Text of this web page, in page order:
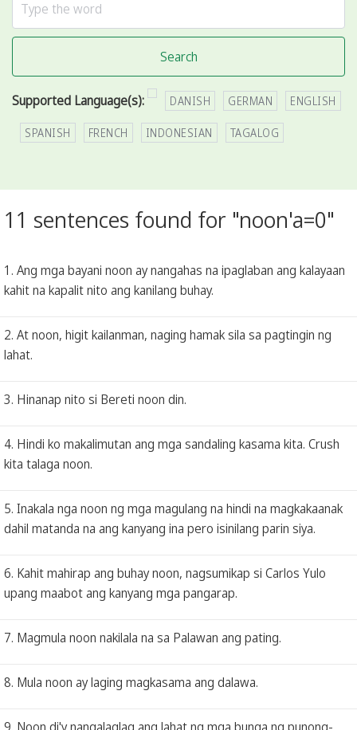
Search
Supported Language(s): DANISH GERMAN ENGLISH
SPANISH FRENCH INDONESIAN TAGALOG
11 sentences found for "noon'a=0"
1. Ang mga bayani noon ay nangahas na ipaglaban ang kalayaan
kahit na kapalit nito ang kanilang buhay.
2. At noon, higit kailanman, naging hamak sila sa pagtingin ng
lahat.
3. Hinanap nito si Bereti noon din.
4. Hindi ko makalimutan ang mga sandaling kasama kita. Crush
kita talaga noon.
5. Inakala nga noon ng mga magulang na hindi na magkakaanak
dahil matanda na ang kanyang ina pero isinilang parin siya.
6. Kahit mahirap ang buhay noon, nagsumikap si Carlos Yulo
upang maabot ang kanyang mga pangarap.
7. Magmula noon nakilala na sa Palawan ang pating.
8. Mula noon ay laging magkasama ang dalawa.